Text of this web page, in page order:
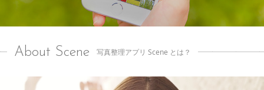
About Scene 写真整理アプリ Scene とは？